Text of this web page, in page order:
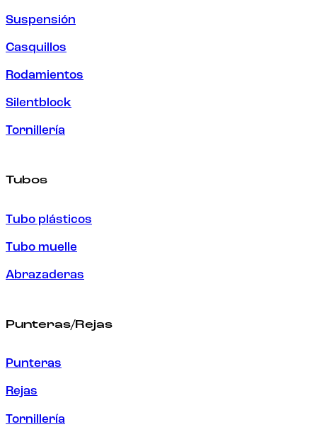
Suspensión
Casquillos
Rodamientos
Silentblock
Tornillería
Tubos
Tubo plásticos
Tubo muelle
Abrazaderas
Punteras/Rejas
Punteras
Rejas
Tornillería